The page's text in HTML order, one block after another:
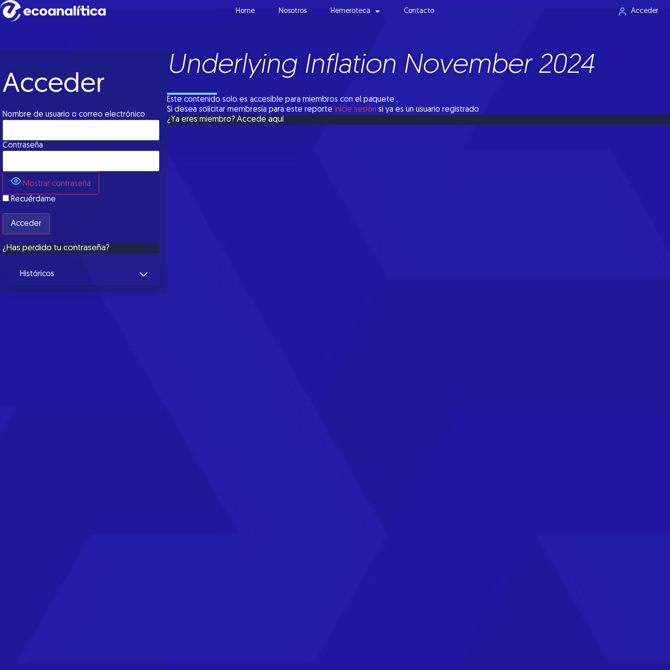
Home Nosotros Hemeroteca Contacto Acceder
Acceder
Nombre de usuario o correo electrónico
Contraseña
Mostrar contraseña
Recuérdame
¿Has perdido tu contraseña?
Históricos
Underlying Inflation November 2024
Este contenido solo es accesible para miembros con el paquete .
Si desea solicitar membresía para este reporteinicie sesión si ya es un usuario registrado
¿Ya eres miembro?Accede aquí